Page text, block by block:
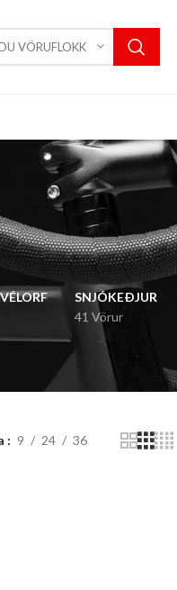
VÖRUFLOKK
SNJÓKEÐJUR
41 Vörur
9 24 36